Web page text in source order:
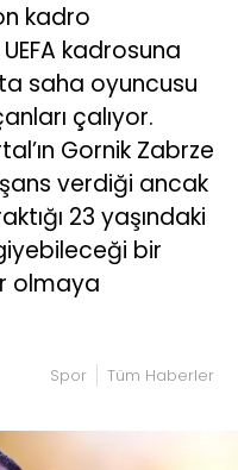
kadro
kadrosuna
saha oyuncusu
çalıyor.
Gornik Zabrze
şans verdiği ancak
23 yaşındaki
bir
olmaya
Spor Tüm Haberler